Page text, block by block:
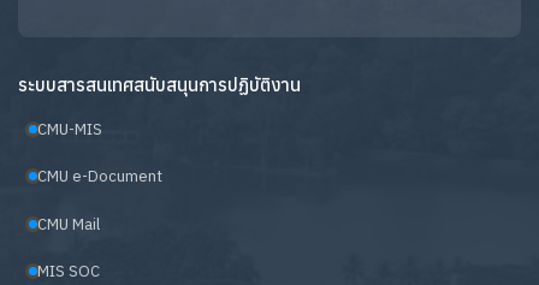
ระบบสารสนเทศสนับสนุนการปฏิบัติงาน
CMU-MIS
CMU e-Document
CMU Mail
MIS SOC